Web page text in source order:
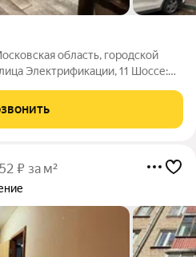
область, городской
Электрификации, 11 Шоссе:
помещение в пятиэтажном
₽ за м²